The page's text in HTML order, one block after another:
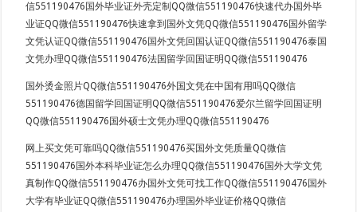
信551190476国外毕业证外壳定制QQ微信551190476快速代办国外毕
业证QQ微信551190476快速拿到国外文凭QQ微信551190476国外留学
文凭认证QQ微信551190476国外文凭回国认证QQ微信551190476泰国
文凭办理QQ微信551190476法国留学回国证明QQ微信551190476
国外烫金照片QQ微信551190476外国文凭在中国有用吗QQ微信
551190476德国留学回国证明QQ微信551190476爱尔兰留学回国证明
QQ微信551190476国外硕士文凭办理QQ微信551190476
网上买文凭可靠吗QQ微信551190476买国外文凭质量QQ微信
551190476国外本科毕业证怎么办理QQ微信551190476国外大学文凭
真制作QQ微信551190476办国外文凭可找工作QQ微信551190476国外
大学有毕业证QQ微信551190476办理国外毕业证价格QQ微信